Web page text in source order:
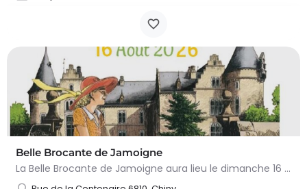
Belle Brocante de Jamoigne
La Belle Brocante de Jamoigne aura lieu le dimanche 16 août 2026 de 6h00 à 18h00, proposant une centaine…